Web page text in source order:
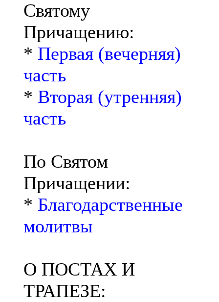
Святому
Причащению:
* Первая (вечерняя)
часть
* Вторая (утренняя)
часть
По Святом
Причащении:
* Благодарственные
молитвы
О ПОСТАХ И
ТРАПЕЗЕ: